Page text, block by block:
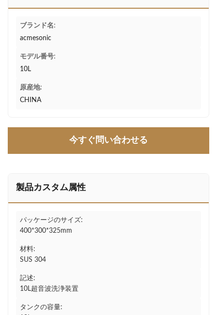
ブランド名:
acmesonic
モデル番号:
10L
原産地:
CHINA
今すぐ問い合わせる
製品カスタム属性
パッケージのサイズ:
400*300*325mm
材料:
SUS 304
記述:
10L超音波洗浄装置
タンクの容量: